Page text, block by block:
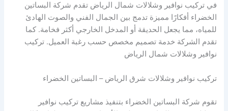
في تركيب نوافير وشلالات شمال الرياض تقدم شركة البساتين
الخضراء أفكارًا مميزة تدمج بين الجمال الفني والصوت الهادئ
للمياه، مما يجعل الحديقة أو المدخل الخارجي أكثر فخامة. كما
تقدم الشركة خدمة تصميم مخصص حسب رغبة العميل. تركيب
نوافير وشلالات شمال الرياض
تركيب نوافير وشلالات شرق الرياض – البساتين الخضراء
تقوم شركة البساتين الخضراء بتنفيذ مشاريع تركيب نوافير